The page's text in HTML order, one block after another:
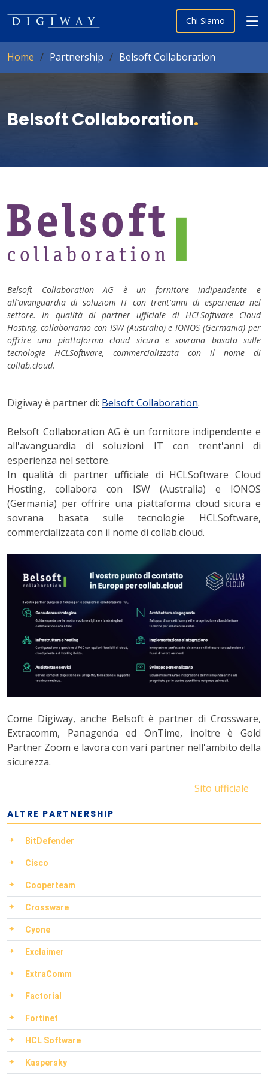
Chi Siamo
Home Partnership Belsoft Collaboration
Belsoft Collaboration.
Belsoft Collaboration AG è un fornitore indipendente e
all'avanguardia di soluzioni IT con trent'anni di esperienza nel
settore. In qualità di partner ufficiale di HCLSoftware Cloud
Hosting, collaboriamo con ISW (Australia) e IONOS (Germania) per
offrire una piattaforma cloud sicura e sovrana basata sulle
tecnologie HCLSoftware, commercializzata con il nome di
collab.cloud.
Digiway è partner di: Belsoft Collaboration.
Belsoft Collaboration AG è un fornitore indipendente e
all'avanguardia di soluzioni IT con trent'anni di
esperienza nel settore.
In qualità di partner ufficiale di HCLSoftware Cloud
Hosting, collabora con ISW (Australia) e IONOS
(Germania) per offrire una piattaforma cloud sicura e
sovrana basata sulle tecnologie HCLSoftware,
commercializzata con il nome di collab.cloud.
Come Digiway, anche Belsoft è partner di Crossware,
Extracomm, Panagenda ed OnTime, inoltre è Gold
Partner Zoom e lavora con vari partner nell'ambito della
sicurezza.
Sito ufficiale
ALTRE PARTNERSHIP
BitDefender
Cisco
Cooperteam
Crossware
Cyone
Exclaimer
ExtraComm
Factorial
Fortinet
HCL Software
Kaspersky